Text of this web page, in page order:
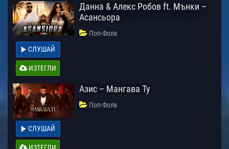
Данна & Алекс Робов ft. Мънки –
Асансьора
Поп-Фолк
СЛУШАЙ
ИЗТЕГЛИ
Азис – Мангава Ту
Поп-Фолк
СЛУШАЙ